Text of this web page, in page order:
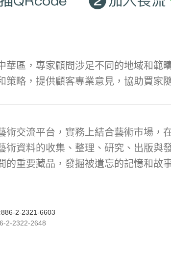
區，專家顧問涉足不同的地域和範
略，提供顧客專業意見，協助買家
術交流平台，實務上結合藝術市場
術資料的收集、整理、研究、出版
的重要藏品，發掘被遺忘的記憶和故
886-2-2321-6603
2-2322-2648